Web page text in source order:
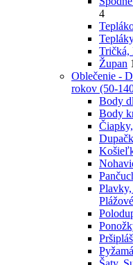
4
Tričká,
Župan 1
Oblečenie -
rokov (50-
Body
Body
Pyžamá